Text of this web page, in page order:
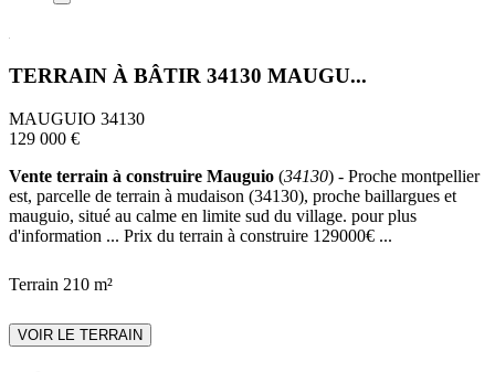
TERRAIN À BÂTIR 34130 MAUGU...
MAUGUIO 34130
129 000 €
Vente terrain à construire Mauguio (34130) - Proche montpellier
est, parcelle de terrain à mudaison (34130), proche baillargues et
mauguio, situé au calme en limite sud du village. pour plus
d'information ... Prix du terrain à construire 129000€ ...
Terrain 210 m²
VOIR LE TERRAIN